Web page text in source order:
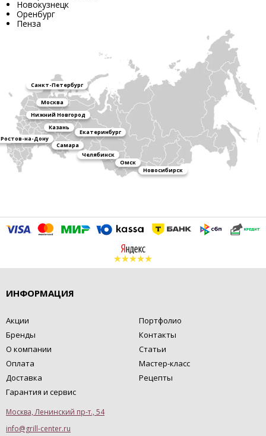
Новокузнецк
Оренбург
Пенза
Санкт-Петербург
Москва
Нижний Новгород
Казань
Екатеринбург
Ростов-на-Дону
Самара
Челябинск
Омск
Новосибирск
ИНФОРМАЦИЯ
Акции
Бренды
О компании
Оплата
Доставка
Гарантия и сервис
Портфолио
Контакты
Статьи
Мастер-класс
Рецепты
Москва, Ленинский пр-т., 54
info@grill-center.ru